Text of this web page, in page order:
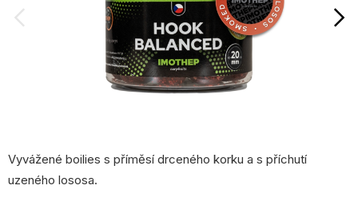
Vyvážené boilies s příměsí drceného korku a s příchutí
uzeného lososa.